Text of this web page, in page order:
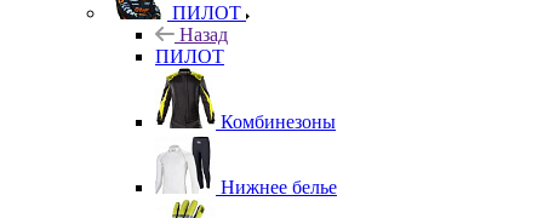
ПИЛОТ
Назад
ПИЛОТ
Комбинезоны
Нижнее белье